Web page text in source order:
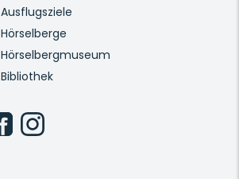
Ausflugsziele
Hörselberge
Hörselbergmuseum
Bibliothek